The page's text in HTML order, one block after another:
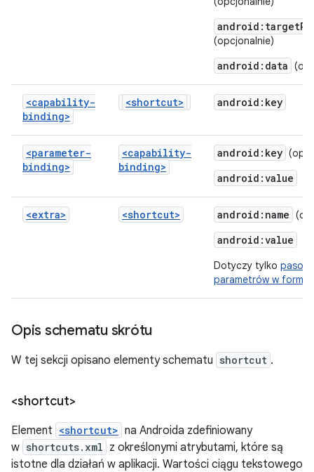
(opcjonalnie)
android:data
<capability-
binding>
<shortcut> android:key
<parameter-
binding>
<capability-
binding>
android:key
android:value
<extra> <shortcut> android:name
android:value
Dotyczy tylko
parametrów w formie
Opis schematu skrótu
W tej sekcji opisano elementy schematu shortcut .
<shortcut>
Element <shortcut> na Androida zdefiniowany
w shortcuts.xml z określonymi atrybutami, które są
istotne dla działań w aplikacji. Wartości ciągu tekstowego